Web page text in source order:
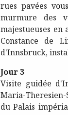
rues pavées
murmure des
majestueuses
Constance de
d'Innsbruck,
Jour 3
Visite guidée
Maria-Theresien-
du Palais